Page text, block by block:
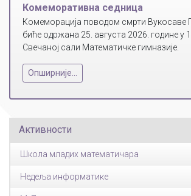
Комеморативна седница
Комеморација поводом смрти Вукосаве
биће одржана 25. августа 2026. године у
Свечаној сали Математичке гимназије.
Опширније...
Активности
Школа младих математичара
Недеља информатике